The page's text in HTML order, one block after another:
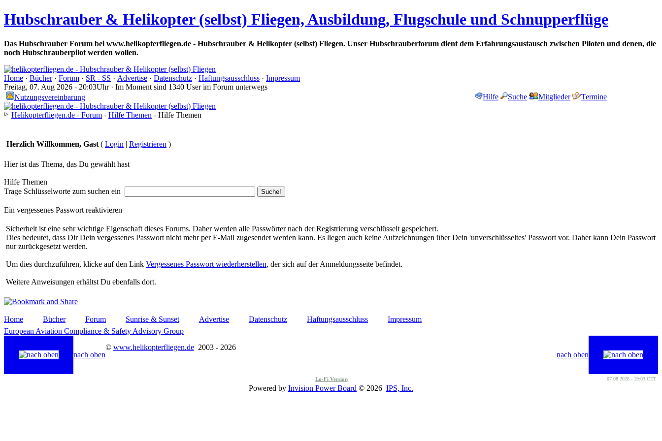
Hubschrauber & Helikopter (selbst) Fliegen, Ausbildung, Flugschule und Schnupperflüge
Das Hubschrauber Forum bei www.helikopterfliegen.de - Hubschrauber & Helikopter (selbst) Fliegen. Unser Hubschrauberforum dient dem Erfahrungsaustausch zwischen Piloten und denen, die
noch Hubschrauberpilot werden wollen.
Home · Bücher· Forum · SR - SS · Advertise · Datenschutz · Haftungsausschluss · Impressum
Freitag, 07. Aug 2026 - 20:03Uhr · Im Moment sind 1340 User im Forum unterwegs
Nutzungsvereinbarung
Hilfe Suche Mitglieder Termine
Helikopterfliegen.de - Forum - Hilfe Themen - Hilfe Themen
Herzlich Willkommen, Gast ( Login | Registrieren )
Hier ist das Thema, das Du gewählt hast
Hilfe Themen
Trage Schlüsselworte zum suchen ein
Ein vergessenes Passwort reaktivieren
Sicherheit ist eine sehr wichtige Eigenschaft dieses Forums. Daher werden alle Passwörter nach der Registrierung verschlüsselt gespeichert.
Dies bedeutet, dass Dir Dein vergessenes Passwort nicht mehr per E-Mail zugesendet werden kann. Es liegen auch keine Aufzeichnungen über Dein 'unverschlüsseltes' Passwort vor. Daher kann Dein Passwort
nur zurückgesetzt werden.
Um dies durchzuführen, klicke auf den Link Vergessenes Passwort wiederherstellen, der sich auf der Anmeldungsseite befindet.
Weitere Anweisungen erhältst Du ebenfalls dort.
Home Bücher Forum Sunrise & Sunset Advertise Datenschutz Haftungsausschluss
Impressum
European Aviation Compliance & Safety Advisory Group
nach oben nach oben
© www.helikopterfliegen.de 2003 - 2026
Lo-Fi Version 07.08.2026 - 19:03 CET
Powered by Invision Power Board © 2026 IPS, Inc.